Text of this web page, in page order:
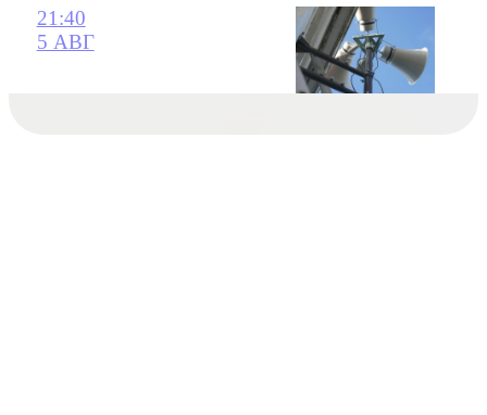
21:40
5 АВГ